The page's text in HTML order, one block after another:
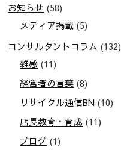
お知らせ (58)
メディア掲載 (5)
コンサルタントコラム (132)
雑感 (11)
経営者の言葉 (8)
リサイクル通信BN (10)
店長教育・育成 (11)
ブログ (1)